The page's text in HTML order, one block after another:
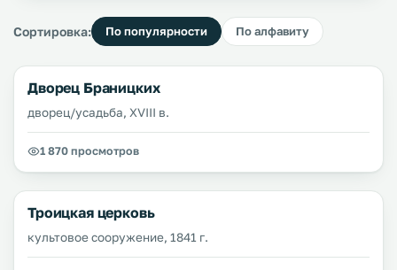
Сортировка: По популярности По алфавиту
Дворец Браницких
дворец/усадьба, XVIII в.
1 870 просмотров
Троицкая церковь
культовое сооружение, 1841 г.